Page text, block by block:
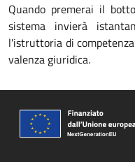
Quando premerai il
sistema invierà
l'istruttoria di
valenza giuridica.